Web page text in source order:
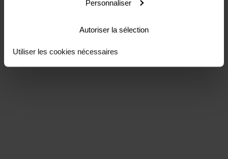
Personnaliser
Autoriser la sélection
Utiliser les cookies nécessaires